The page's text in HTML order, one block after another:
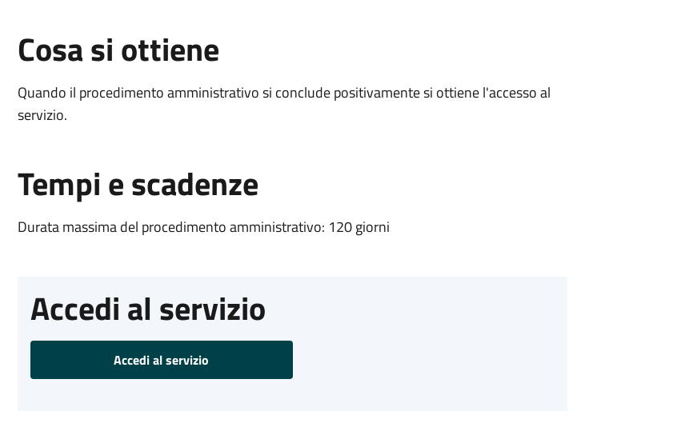
Cosa si ottiene
Quando il procedimento amministrativo si conclude positivamente si ottiene l'accesso al
servizio.
Tempi e scadenze
Durata massima del procedimento amministrativo: 120 giorni
Accedi al servizio
Accedi al servizio